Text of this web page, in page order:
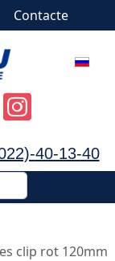
Contacte
40-13-40
clip rot 120mm